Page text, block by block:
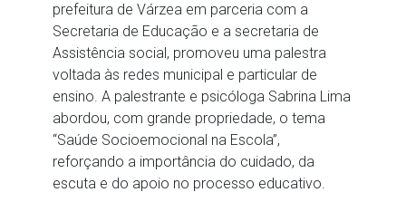
prefeitura de Várzea em parceria com a
Secretaria de Educação e a secretaria de
Assistência social, promoveu uma palestra
voltada às redes municipal e particular de
ensino. A palestrante e psicóloga Sabrina Lima
abordou, com grande propriedade, o tema
“Saúde Socioemocional na Escola”,
reforçando a importância do cuidado, da
escuta e do apoio no processo educativo.